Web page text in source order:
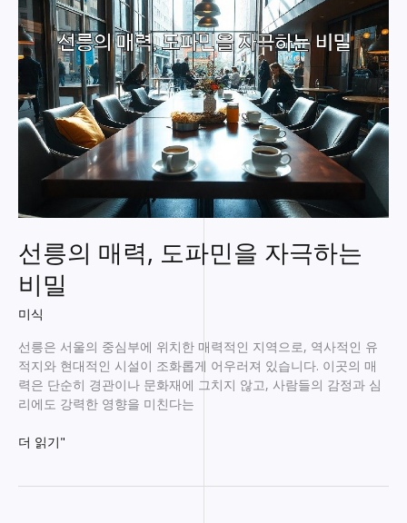
선릉의 매력, 도파민을 자극하는
비밀
미식
선릉은 서울의 중심부에 위치한 매력적인 지역으로, 역사적인 유
적지와 현대적인 시설이 조화롭게 어우러져 있습니다. 이곳의 매
력은 단순히 경관이나 문화재에 그치지 않고, 사람들의 감정과 심
리에도 강력한 영향을 미친다는
선
더 읽기"